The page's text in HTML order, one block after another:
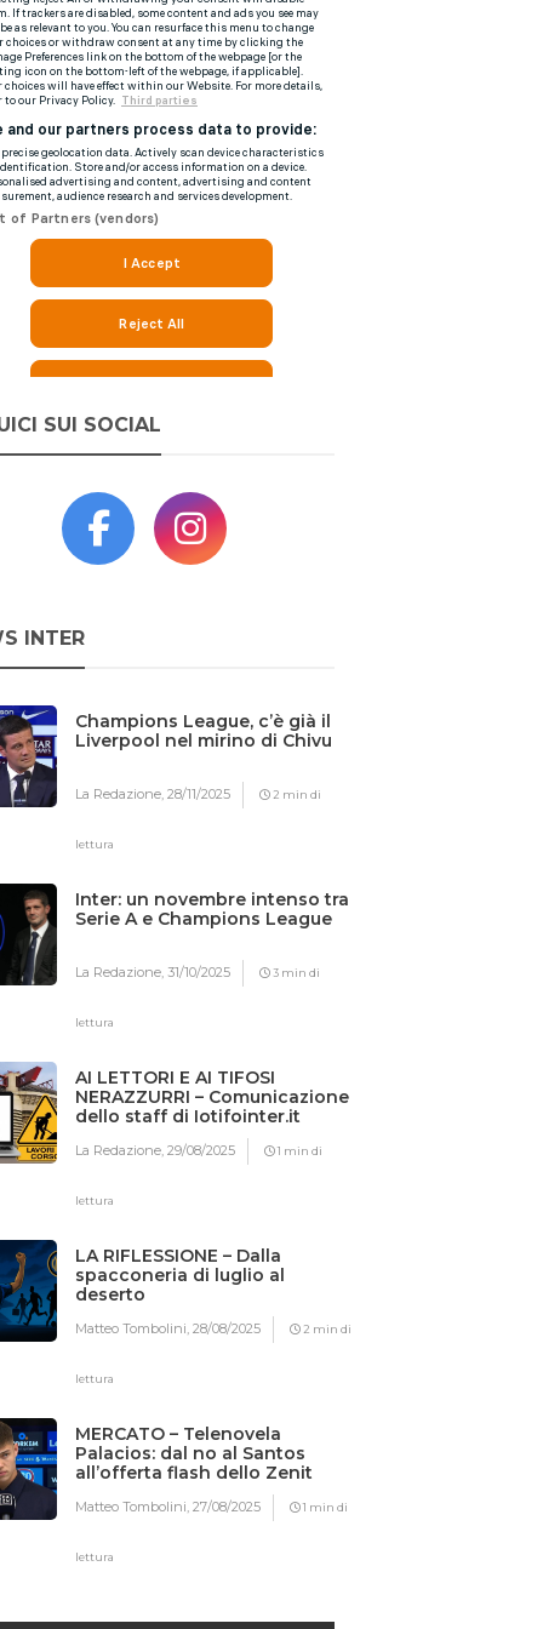
SUI SOCIAL
INTER
Champions League, c’è già il
Liverpool nel mirino di Chivu
La Redazione,28/11/2025 2 min di
lettura
Inter: un novembre intenso tra
Serie A e Champions League
La Redazione,31/10/2025 3 min di
lettura
AI LETTORI E AI TIFOSI
NERAZZURRI – Comunicazione
dello staff di Iotifointer.it
La Redazione,29/08/2025 1 min di
lettura
LA RIFLESSIONE – Dalla
spacconeria di luglio al
deserto
Matteo Tombolini,28/08/2025 2 min di
lettura
MERCATO – Telenovela
Palacios: dal no al Santos
all’offerta flash dello Zenit
Matteo Tombolini,27/08/2025 1 min di
lettura